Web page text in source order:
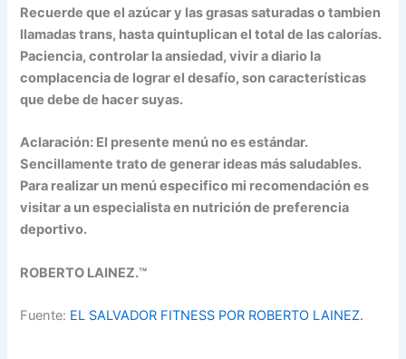
Recuerde que el azúcar y las grasas saturadas o tambien
llamadas trans, hasta quintuplican el total de las calorías.
Paciencia, controlar la ansiedad, vivir a diario la
complacencia de lograr el desafío, son características
que debe de hacer suyas.
Aclaración: El presente menú no es estándar.
Sencillamente trato de generar ideas más saludables.
Para realizar un menú especifico mi recomendación es
visitar a un especialista en nutrición de preferencia
deportivo.
ROBERTO LAINEZ.™
Fuente: EL SALVADOR FITNESS POR ROBERTO LAINEZ.